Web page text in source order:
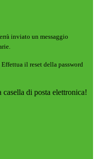
inviato un messaggio
il reset della password
di posta elettronica!